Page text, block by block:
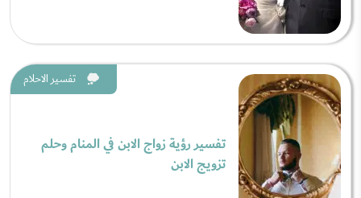
تفسير الاحلام
تفسير رؤية زواج الابن في المنام وحلم
تزويج الابن